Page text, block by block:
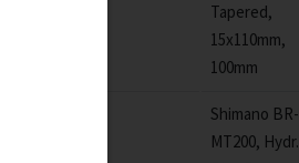
Tapered,
15x110mm,
100mm
Shimano BR-
MT200, Hydr.